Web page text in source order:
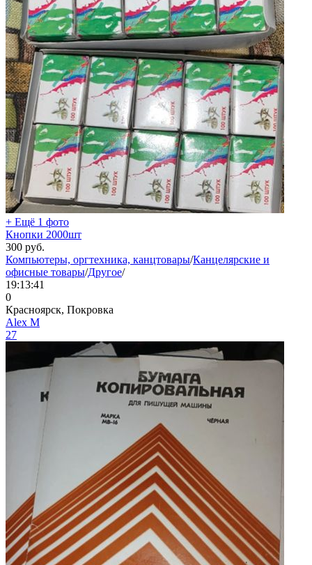
+ Ещё 1 фото
Кнопки 2000шт
300 руб.
Компьютеры, оргтехника, канцтовары/Канцелярские и
офисные товары/Другое/
19:13:41
0
Красноярск, Покровка
Aleх М
27